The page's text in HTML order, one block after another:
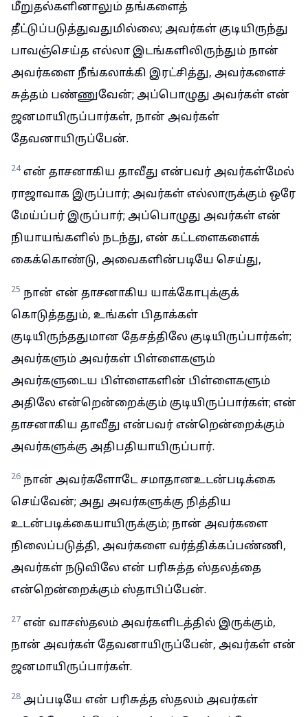
மீறுதல்களினாலும் தங்களைத்
தீட்டுப்படுத்துவதுமில்லை; அவர்கள் குடியிருந்து
பாவஞ்செய்த எல்லா இடங்களிலிருந்தும் நான்
அவர்களை நீங்கலாக்கி இரட்சித்து, அவர்களைச்
சுத்தம் பண்ணுவேன்; அப்பொழுது அவர்கள் என்
ஜனமாயிருப்பார்கள், நான் அவர்கள்
தேவனாயிருப்பேன்.
24 என் தாசனாகிய தாவீது என்பவர் அவர்கள்மேல்
ராஜாவாக இருப்பார்; அவர்கள் எல்லாருக்கும் ஒரே
மேய்ப்பர் இருப்பார்; அப்பொழுது அவர்கள் என்
நியாயங்களில் நடந்து, என் கட்டளைகளைக்
கைக்கொண்டு, அவைகளின்படியே செய்து,
25 நான் என் தாசனாகிய யாக்கோபுக்குக்
கொடுத்ததும், உங்கள் பிதாக்கள்
குடியிருந்ததுமான தேசத்திலே குடியிருப்பார்கள்;
அவர்களும் அவர்கள் பிள்ளைகளும்
அவர்களுடைய பிள்ளைகளின் பிள்ளைகளும்
அதிலே என்றென்றைக்கும் குடியிருப்பார்கள்; என்
தாசனாகிய தாவீது என்பவர் என்றென்றைக்கும்
அவர்களுக்கு அதிபதியாயிருப்பார்.
26 நான் அவர்களோடே சமாதானஉடன்படிக்கை
செய்வேன்; அது அவர்களுக்கு நித்திய
உடன்படிக்கையாயிருக்கும்; நான் அவர்களை
நிலைப்படுத்தி, அவர்களை வர்த்திக்கப்பண்ணி,
அவர்கள் நடுவிலே என் பரிசுத்த ஸ்தலத்தை
என்றென்றைக்கும் ஸ்தாபிப்பேன்.
27 என் வாசஸ்தலம் அவர்களிடத்தில் இருக்கும்,
நான் அவர்கள் தேவனாயிருப்பேன், அவர்கள் என்
ஜனமாயிருப்பார்கள்.
28 அப்படியே என் பரிசுத்த ஸ்தலம் அவர்கள்